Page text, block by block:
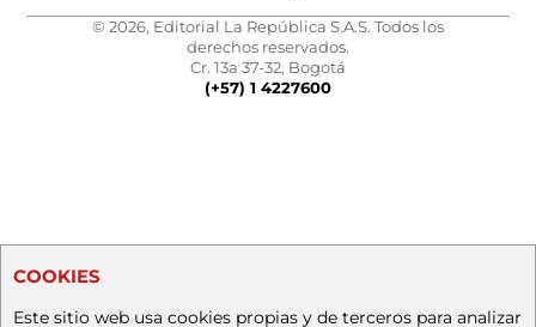
© 2026, Editorial La República S.A.S. Todos los
derechos reservados.
Cr. 13a 37-32, Bogotá
(+57) 1 4227600
COOKIES
Este sitio web usa cookies propias y de terceros para analizar